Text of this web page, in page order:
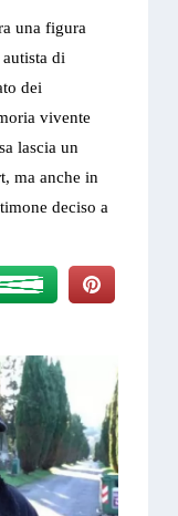
una figura
di
dei
vivente
lascia un
ma anche in
deciso a